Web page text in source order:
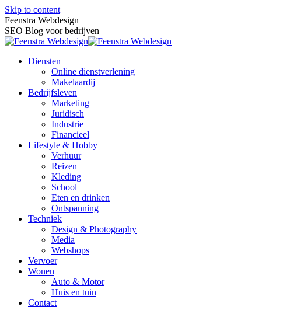
Skip to content
Feenstra Webdesign
SEO Blog voor bedrijven
Diensten
Online dienstverlening
Makelaardij
Bedrijfsleven
Marketing
Juridisch
Industrie
Financieel
Lifestyle & Hobby
Verhuur
Reizen
Kleding
School
Eten en drinken
Ontspanning
Techniek
Design & Photography
Media
Webshops
Vervoer
Wonen
Auto & Motor
Huis en tuin
Contact